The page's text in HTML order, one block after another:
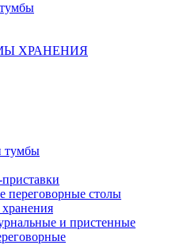
ХРАНЕНИЯ
переговорные столы
и пристенные